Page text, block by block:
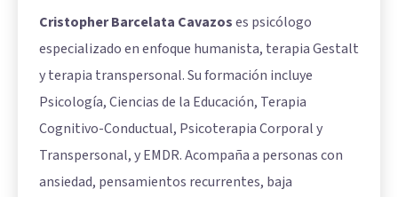
Cristopher Barcelata Cavazoses psicólogo
especializado en enfoque humanista, terapia Gestalt
y terapia transpersonal. Su formación incluye
Psicología, Ciencias de la Educación, Terapia
Cognitivo-Conductual, Psicoterapia Corporal y
Transpersonal, y EMDR. Acompaña a personas con
ansiedad, pensamientos recurrentes, baja